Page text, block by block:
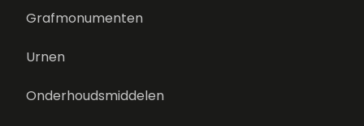
Grafmonumenten
Urnen
Onderhoudsmiddelen